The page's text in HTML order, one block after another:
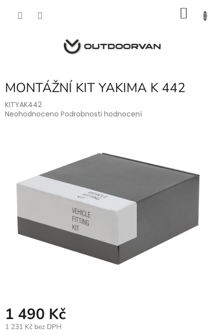
MONTÁŽNÍ KIT YAKIMA K 442
KITYAK442
Průměrné
hvězdiček.
Neohodnoceno Podrobnosti hodnocení
1 490 Kč
1 231 Kč bez DPH